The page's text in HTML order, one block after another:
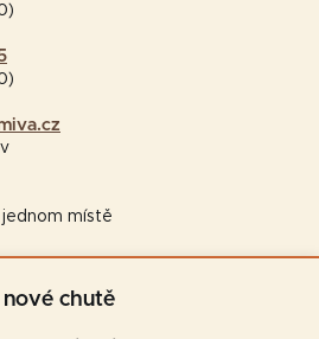
chutě
místě
chovatele